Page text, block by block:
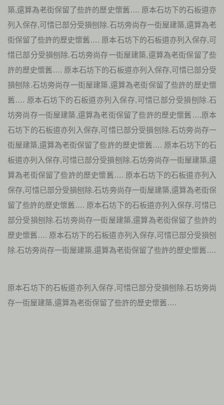
築,還算為老街保留了些許的歷史懷舊…. 原本石坊下的石板道亦
列入保存,可惜已部分受損刨除.石坊旁尚存一街屋建築,還算為老
街保留了些許的歷史懷舊…. 原本石坊下的石板道亦列入保存,可
惜已部分受損刨除.石坊旁尚存一街屋建築,還算為老街保留了些
許的歷史懷舊…. 原本石坊下的石板道亦列入保存,可惜已部分受
損刨除.石坊旁尚存一街屋建築,還算為老街保留了些許的歷史懷
舊…. 原本石坊下的石板道亦列入保存,可惜已部分受損刨除.石
坊旁尚存一街屋建築,還算為老街保留了些許的歷史懷舊….原本
石坊下的石板道亦列入保存,可惜已部分受損刨除.石坊旁尚存一
街屋建築,還算為老街保留了些許的歷史懷舊…. 原本石坊下的石
板道亦列入保存,可惜已部分受損刨除.石坊旁尚存一街屋建築,還
算為老街保留了些許的歷史懷舊…. 原本石坊下的石板道亦列入
保存,可惜已部分受損刨除.石坊旁尚存一街屋建築,還算為老街保
留了些許的歷史懷舊…. 原本石坊下的石板道亦列入保存,可惜已
部分受損刨除.石坊旁尚存一街屋建築,還算為老街保留了些許的
歷史懷舊…. 原本石坊下的石板道亦列入保存,可惜已部分受損刨
除.石坊旁尚存一街屋建築,還算為老街保留了些許的歷史懷舊….
原本石坊下的石板道亦列入保存,可惜已部分受損刨除.石坊旁尚
存一街屋建築,還算為老街保留了些許的歷史懷舊….